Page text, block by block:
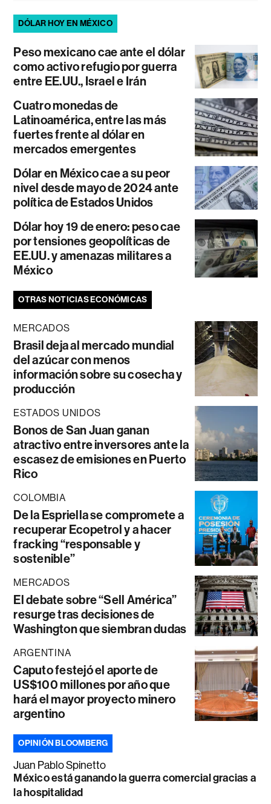
DÓLAR HOY EN MÉXICO
Peso mexicano cae ante el dólar
como activo refugio por guerra
entre EE.UU., Israel e Irán
Cuatro monedas de
Latinoamérica, entre las más
fuertes frente al dólar en
mercados emergentes
Dólar en México cae a su peor
nivel desde mayo de 2024 ante
política de Estados Unidos
Dólar hoy 19 de enero: peso cae
por tensiones geopolíticas de
EE.UU. y amenazas militares a
México
OTRAS NOTICIAS ECONÓMICAS
MERCADOS
Brasil deja al mercado mundial
del azúcar con menos
información sobre su cosecha y
producción
ESTADOS UNIDOS
Bonos de San Juan ganan
atractivo entre inversores ante la
escasez de emisiones en Puerto
Rico
COLOMBIA
De la Espriella se compromete a
recuperar Ecopetrol y a hacer
fracking “responsable y
sostenible”
MERCADOS
El debate sobre “Sell América”
resurge tras decisiones de
Washington que siembran dudas
ARGENTINA
Caputo festejó el aporte de
US$100 millones por año que
hará el mayor proyecto minero
argentino
OPINIÓN BLOOMBERG
Juan Pablo Spinetto
México está ganando la guerra comercial gracias a
la hospitalidad